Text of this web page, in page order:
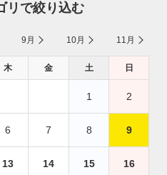
リで絞り込む
9月 10月 11月
木 金 土 日
1 2
6 7 8 9
13 14 15 16